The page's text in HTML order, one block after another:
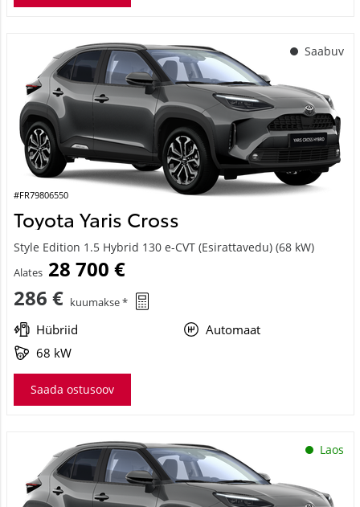
Saabuv
#FR79806550
Toyota Yaris Cross
Style Edition 1.5 Hybrid 130 e-CVT (Esirattavedu) (68 kW)
Alates 28 700 €
286 € kuumakse *
Hübriid
Automaat
68 kW
Saada ostusoov
Laos